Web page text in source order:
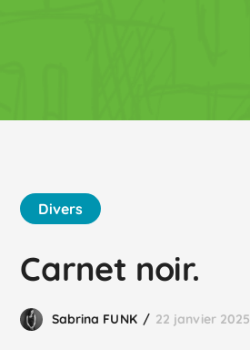
Divers
Carnet noir.
Sabrina FUNK 22 janvier 2025